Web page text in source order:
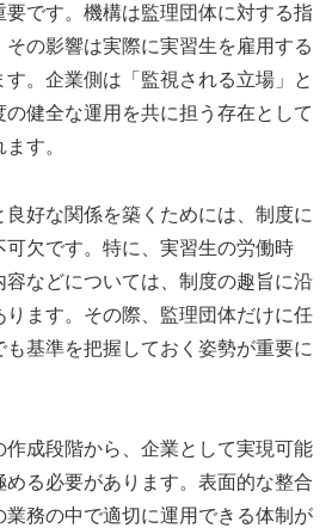
です。機構は監理団体に対する指
の影響は実際に実習生を雇用する
。企業側は「監視される立場」と
健全な運用を共に担う存在として
す。
好な関係を築くためには、制度に
可欠です。特に、実習生の労働時
容などについては、制度の趣旨に沿
ります。その際、監理団体だけに任
基準を把握しておく姿勢が重要に
作成段階から、企業として実現可能
る必要があります。表面的な整合
務の中で適切に運用できる体制が